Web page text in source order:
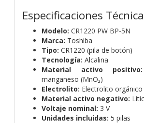
Especificaciones
Modelo: CR1220 PW BP-5N
Marca: Toshiba
Tipo: CR1220 (pila de botón)
Tecnología: Alcalina
Material activo positivo:
manganeso (MnO₂)
Electrolito: Electrolito orgánico
Material activo negativo:
Voltaje nominal: 3 V
Unidades incluidas: 5 pilas